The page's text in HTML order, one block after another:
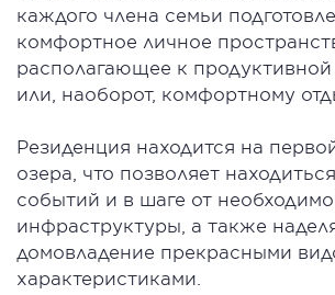
каждого члена семьи
комфортное личное
располагающее к продуктивной
или, наоборот, комфортному
Резиденция находится на
озера, что позволяет
событий и в шаге от
инфраструктуры, а также
домовладение прекрасными
характеристиками.